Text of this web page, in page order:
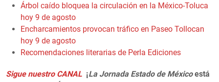
Árbol caído bloquea la circulación en la México-Toluca
hoy 9 de agosto
Encharcamientos provocan tráfico en Paseo Tollocan
hoy 9 de agosto
Recomendaciones literarias de Perla Ediciones
Sigue nuestro CANAL ¡La Jornada Estado de Méxicoestá